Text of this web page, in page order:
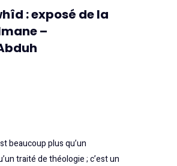
: exposé de la
–
beaucoup plus qu’un
traité de théologie ; c’est un